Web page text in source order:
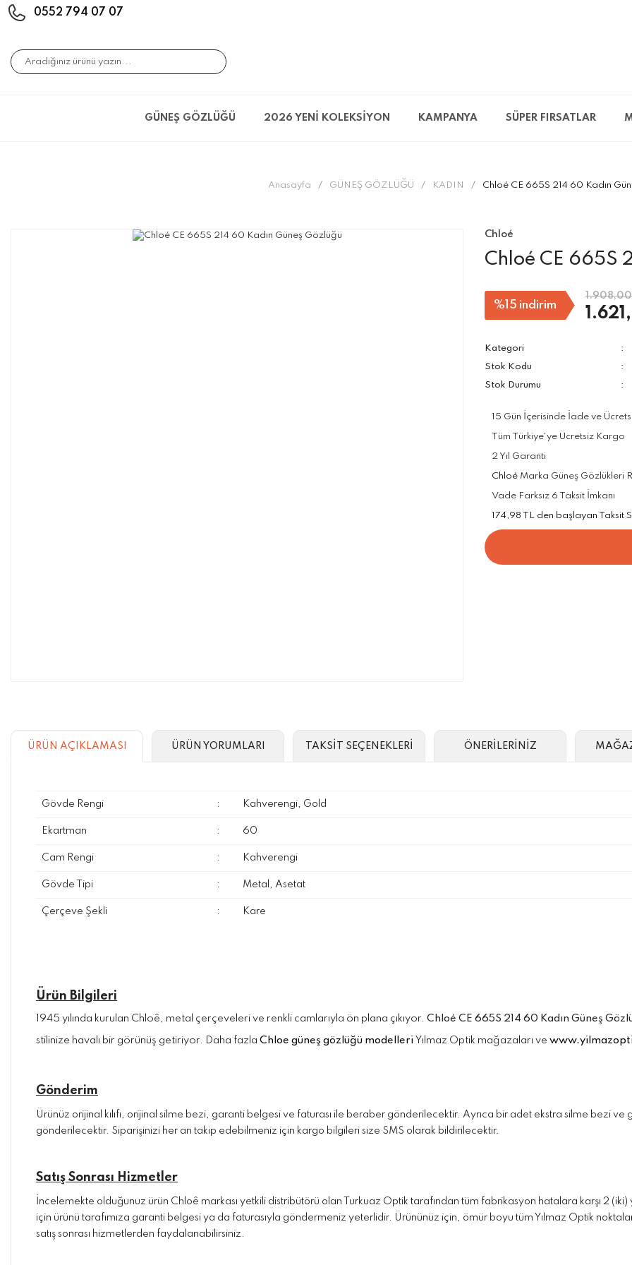
0552 794 07 07
GÜNEŞ GÖZLÜĞÜ 2026 YENİ KOLEKSİYON KAMPANYA SÜPER FIRSATLAR
Anasayfa GÜNEŞ GÖZLÜĞÜ KADIN Chloé CE 665S 214 60 Kadın
Chloé
Chloé CE 665S
%15 indirim
1.908,00
Kategori
Stok Kodu
Stok Durumu
15 Gün İçerisinde İade ve
Tüm Türkiye'ye Ücretsiz Kargo
2 Yıl Garanti
Chloé Marka Güneş Gözlükleri
Vade Farksız 6 Taksit İmkanı
174,98 TL den başlayan Taksit
ÜRÜN AÇIKLAMASI ÜRÜN YORUMLARI TAKSİT SEÇENEKLERİ ÖNERİLERİNİZ
Gövde Rengi : Kahverengi, Gold
Ekartman : 60
Cam Rengi : Kahverengi
Gövde Tipi : Metal, Asetat
Çerçeve Şekli : Kare
Ürün Bilgileri
1945 yılında kurulan Chloê, metal çerçeveleri ve renkli camlarıyla ön plana çıkıyor. Chloé CE 665S 214 60 Kadın Güneş
stilinize havalı bir görünüş getiriyor. Daha fazla Chloe güneş gözlüğü modelleri Yılmaz Optik mağazaları ve
Gönderim
Ürünüz orijinal kılıfı, orijinal silme bezi, garanti belgesi ve faturası ile beraber gönderilecektir. Ayrıca bir adet ekstra silme bezi
gönderilecektir. Siparişinizi her an takip edebilmeniz için kargo bilgileri size SMS olarak bildirilecektir.
Satış Sonrası Hizmetler
İncelemekte olduğunuz ürün Chloê markası yetkili distribütörü olan Turkuaz Optik tarafından tüm fabrikasyon hatalara karşı 2
için ürünü tarafımıza garanti belgesi ya da faturasıyla göndermeniz yeterlidir. Ürününüz için, ömür boyu tüm Yılmaz Optik
satış sonrası hizmetlerden faydalanabilirsiniz.